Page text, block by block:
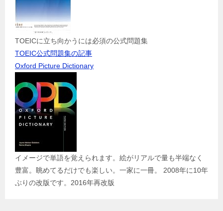
TOEICに立ち向かうには必須の公式問題集
TOEIC公式問題集の記事
Oxford Picture Dictionary
イメージで単語を覚えられます。絵がリアルで量も半端なく
豊富。眺めてるだけでも楽しい。一家に一冊。 2008年に10年
ぶりの改版です。2016年再改版